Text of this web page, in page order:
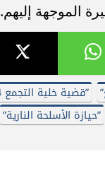
الموجهة إليهم.
”قضية خلية التجمع 2024”
”حيازة الأسلحة النارية”